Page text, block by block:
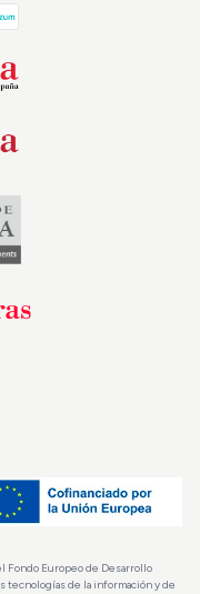
Fondo Europeo de Desarrollo
tecnologías de la información y de